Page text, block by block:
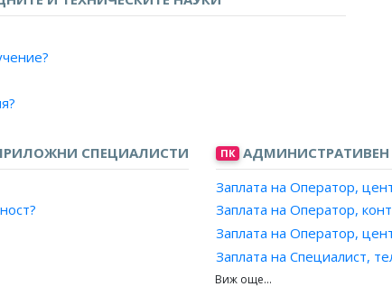
за данни?
за данни?
инструменти?
СПЕЦИАЛИСТИ
ПК АДМИНИСТРАТИВЕН
Заплата на Оператор,
Заплата на Оператор,
Заплата на Оператор,
Заплата на Специалист,
Заплата на Информатор,